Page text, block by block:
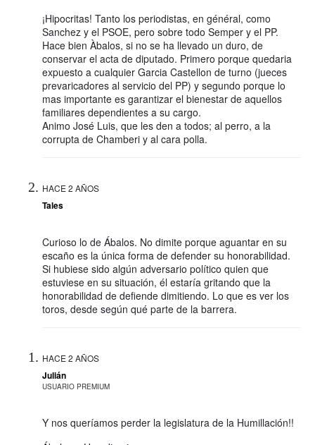
¡Hipocritas! Tanto los periodistas, en général, como
Sanchez y el PSOE, pero sobre todo Semper y el PP.
Hace bien Àbalos, si no se ha llevado un duro, de
conservar el acta de diputado. Primero porque quedaria
expuesto a cualquier Garcia Castellon de turno (jueces
prevaricadores al servicio del PP) y segundo porque lo
mas importante es garantizar el bienestar de aquellos
familiares dependientes a su cargo.
Animo José Luis, que les den a todos; al perro, a la
corrupta de Chamberi y al cara polla.
HACE 2 AÑOS
Tales
Curioso lo de Ábalos. No dimite porque aguantar en su
escaño es la única forma de defender su honorabilidad.
Si hubiese sido algún adversario político quien que
estuviese en su situación, él estaría gritando que la
honorabilidad de defiende dimitiendo. Lo que es ver los
toros, desde según qué parte de la barrera.
HACE 2 AÑOS
Julián
USUARIO PREMIUM
Y nos queríamos perder la legislatura de la Humillación!!